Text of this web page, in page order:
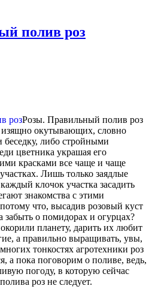
полив роз
Розы. Правильный полив роз
окутывающих, словно
либо стройными
цветника украшая его
красками все чаще и чаще
Лишь только заядлые
клочок участка засадить
знакомства с этими
что, высадив розовый куст
забыть о помидорах и огурцах?
планету, дарить их любит
а правильно выращивать, увы,
тонкостях агротехники роз
а пока поговорим о поливе, ведь,
погоду, в которую сейчас
роз не следует.